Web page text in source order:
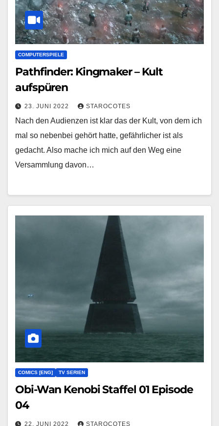
COMPUTERSPIELE
Pathfinder: Kingmaker – Kult
aufspüren
23. JUNI 2022 STAROCOTES
Nach den Audienzen ist klar das der Kult, von dem ich
mal so nebenbei gehört hatte, gefährlicher ist als
gedacht. Also mache ich mich auf den Weg eine
Versammlung davon…
COMICS [ENG] TV SERIEN
Obi-Wan Kenobi Staffel 01 Episode
04
22. JUNI 2022 STAROCOTES